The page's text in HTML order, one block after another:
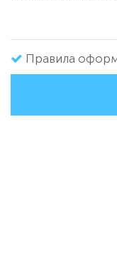
Правила